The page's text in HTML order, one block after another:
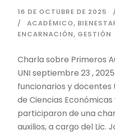
16 DE OCTUBRE DE 2025
ACADÉMICO,
ENCARNACIÓN, GESTIÓN
Charla sobre Primeros
UNI septiembre 23 ,
funcionarios y
de Ciencias
participaron de una
auxilios, a cargo del Lic.